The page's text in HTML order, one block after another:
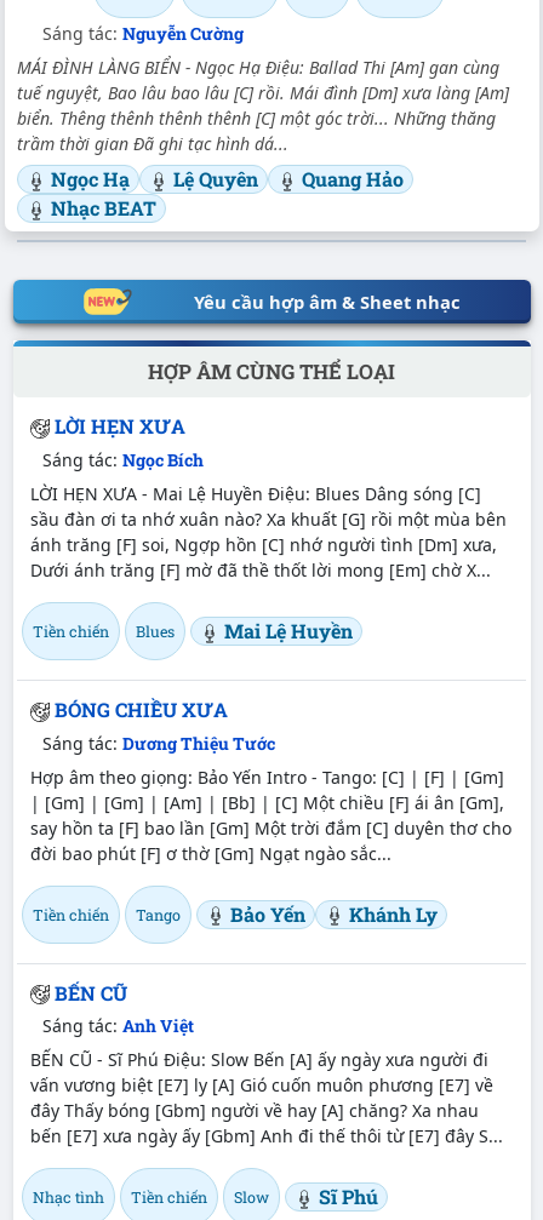
Sáng tác: Nguyễn Cường
MÁI ĐÌNH LÀNG BIỂN - Ngọc Hạ Điệu: Ballad Thi [Am] gan cùng
tuế nguyệt, Bao lâu bao lâu [C] rồi. Mái đình [Dm] xưa làng [Am]
biển. Thêng thênh thênh thênh [C] một góc trời... Những thăng
trầm thời gian Đã ghi tạc hình dá...
Ngọc Hạ Lệ Quyên
Quang Hảo
Nhạc BEAT
Yêu cầu hợp âm & Sheet nhạc
HỢP ÂM CÙNG THỂ LOẠI
LỜI HẸN XƯA
Sáng tác: Ngọc Bích
LỜI HẸN XƯA - Mai Lệ Huyền Điệu: Blues Dâng sóng [C]
sầu đàn ơi ta nhớ xuân nào? Xa khuất [G] rồi một mùa bên
ánh trăng [F] soi, Ngợp hồn [C] nhớ người tình [Dm] xưa,
Dưới ánh trăng [F] mờ đã thề thốt lời mong [Em] chờ X...
Tiền chiến Blues Mai Lệ Huyền
BÓNG CHIỀU XƯA
Sáng tác: Dương Thiệu Tước
Hợp âm theo giọng: Bảo Yến Intro - Tango: [C] | [F] | [Gm]
| [Gm] | [Gm] | [Am] | [Bb] | [C] Một chiều [F] ái ân [Gm],
say hồn ta [F] bao lần [Gm] Một trời đắm [C] duyên thơ cho
đời bao phút [F] ơ thờ [Gm] Ngạt ngào sắc...
Tiền chiến Tango Bảo Yến Khánh Ly
BẾN CŨ
Sáng tác: Anh Việt
BẾN CŨ - Sĩ Phú Điệu: Slow Bến [A] ấy ngày xưa người đi
vấn vương biệt [E7] ly [A] Gió cuốn muôn phương [E7] về
đây Thấy bóng [Gbm] người về hay [A] chăng? Xa nhau
bến [E7] xưa ngày ấy [Gbm] Anh đi thế thôi từ [E7] đây S...
Nhạc tình Tiền chiến Slow
Sĩ Phú